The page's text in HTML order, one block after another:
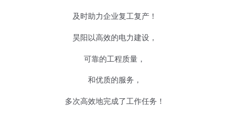
及时助力企业复工复产！
昊阳以高效的电力建设，
可靠的工程质量，
和优质的服务，
多次高效地完成了工作任务！